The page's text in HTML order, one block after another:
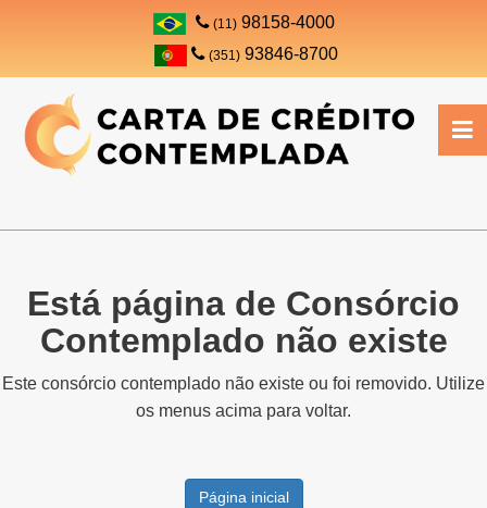
(11)98158-4000
(351) 93846-8700
Está página de Consórcio
Contemplado não existe
Este consórcio contemplado não existe ou foi removido. Utilize
os menus acima para voltar.
Página inicial